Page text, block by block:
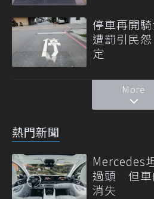
停車再開騎
遭罰引民
定
More
熱門新聞
Mercedes
過頭 但車
消失